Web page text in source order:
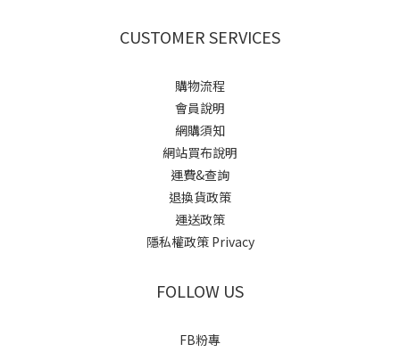
CUSTOMER SERVICES
購物流程
會員說明
網購須知
網站買布說明
運費&查詢
退換貨政策
運送政策
隱私權政策 Privacy
FOLLOW US
FB粉專